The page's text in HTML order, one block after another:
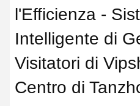
l'Efficienza -
Intelligente di
Visitatori di
Centro di